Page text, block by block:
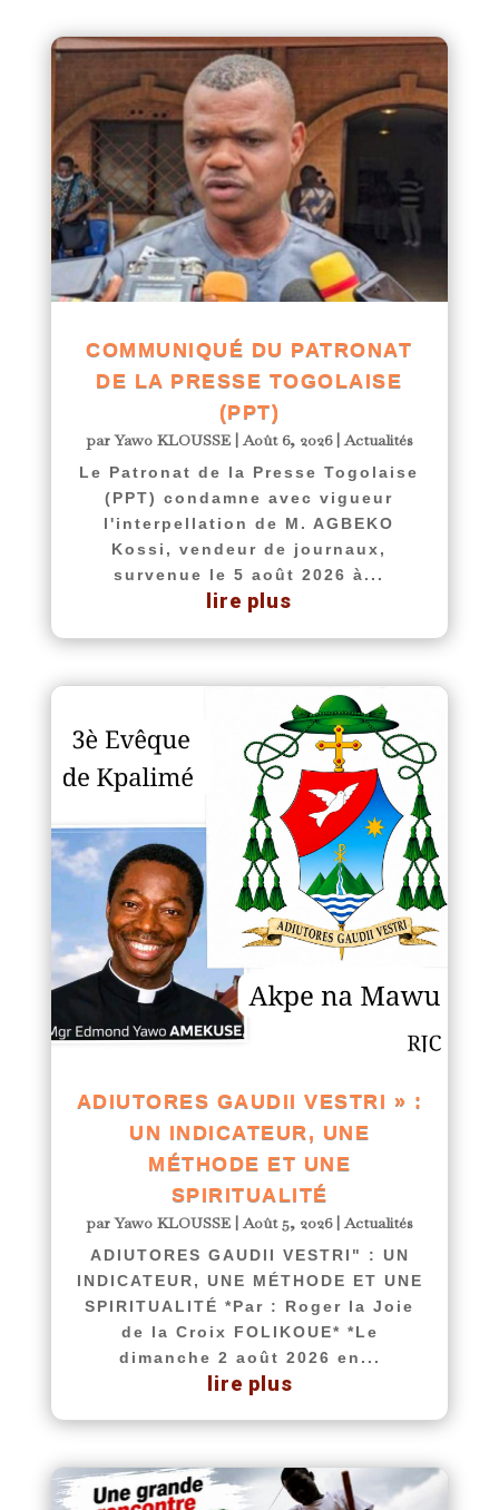
COMMUNIQUÉ DU PATRONAT
DE LA PRESSE TOGOLAISE
(PPT)
parYawo KLOUSSE|Août 6, 2026|Actualités
Le Patronat de la Presse Togolaise
(PPT) condamne avec vigueur
l'interpellation de M. AGBEKO
Kossi, vendeur de journaux,
survenue le 5 août 2026 à...
lire plus
ADIUTORES GAUDII VESTRI » :
UN INDICATEUR, UNE
MÉTHODE ET UNE
SPIRITUALITÉ
parYawo KLOUSSE|Août 5, 2026|Actualités
ADIUTORES GAUDII VESTRI" : UN
INDICATEUR, UNE MÉTHODE ET UNE
SPIRITUALITÉ *Par : Roger la Joie
de la Croix FOLIKOUE* *Le
dimanche 2 août 2026 en...
lire plus